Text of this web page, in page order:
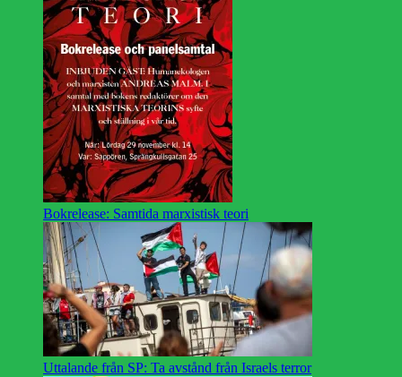
Bokrelease: Samtida marxistisk teori
Uttalande från SP: Ta avstånd från Israels terror